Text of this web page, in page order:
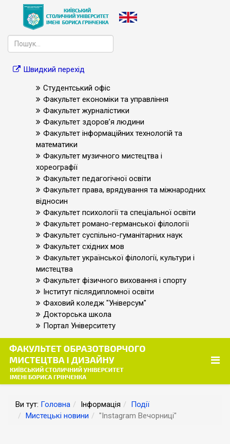
Швидкий перехід
Студентський офіс
Факультет економіки та управління
Факультет журналістики
Факультет здоров’я людини
Факультет інформаційних технологій та
математики
Факультет музичного мистецтва і
хореографії
Факультет педагогічної освіти
Факультет права, врядування та міжнародних
відносин
Факультет психології та спеціальної освіти
Факультет романо-германської філології
Факультет суспільно-гуманітарних наук
Факультет східних мов
Факультет української філології, культури і
мистецтва
Факультет фізичного виховання і спорту
Інститут післядипломної освіти
Фаховий коледж "Універсум"
Докторська школа
Портал Університету
Ви тут: Головна Інформація
Події
Мистецькі новини
"Instagram Вечорниці"